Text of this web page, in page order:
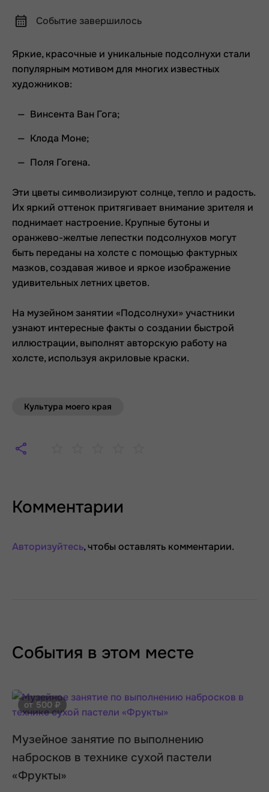
Событие завершилось
Яркие, красочные и уникальные подсолнухи стали
популярным мотивом для многих известных
художников:
Винсента Ван Гога;
Клода Моне;
Поля Гогена.
Эти цветы символизируют солнце, тепло и радость.
Их яркий оттенок притягивает внимание зрителя и
поднимает настроение. Крупные бутоны и
оранжево-желтые лепестки подсолнухов могут
быть переданы на холсте с помощью фактурных
мазков, создавая живое и яркое изображение
удивительных летних цветов.
На музейном занятии «Подсолнухи» участники
узнают интересные факты о создании быстрой
иллюстрации, выполнят авторскую работу на
холсте, используя акриловые краски.
Культура моего края
Комментарии
Авторизуйтесь, чтобы оставлять комментарии.
События в этом месте
от 500 ₽
Музейное занятие по выполнению
набросков в технике сухой пастели
«Фрукты»